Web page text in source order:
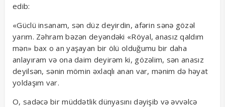
edib:
«Güclü insanam, sən düz deyirdin, afərin sənə gözəl
yarım. Zəhram bəzən deyəndəki «Röyal, anasız qaldım
mən» bax o an yaşayan bir ölü olduğumu bir daha
anlayıram və ona daim deyirəm ki, gözəlim, sən anasız
deyilsən, sənin mömin əxlaqlı anan var, mənim də həyat
yoldaşım var.
O, sadəcə bir müddətlik dünyasını dəyişib və əvvəlcə